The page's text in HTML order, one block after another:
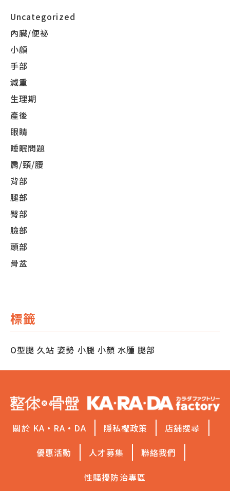
Uncategorized
內臟/便祕
小顏
手部
減重
生理期
產後
眼睛
睡眠問題
肩/頸/腰
背部
腿部
臀部
臉部
頭部
骨盆
標籤
O型腿 久站 姿勢 小腿 小顏 水腫 腿部
關於 KA·RA·DA 隱私權政策
店舖搜尋
優惠活動
人才募集
聯絡我們
性騷擾防治專區